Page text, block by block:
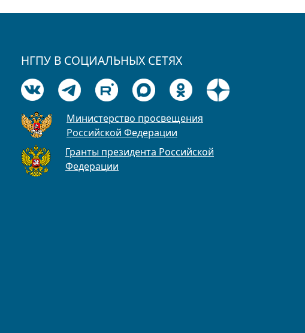
НГПУ В СОЦИАЛЬНЫХ СЕТЯХ
Министерство просвещения
Российской Федерации
Гранты президента Российской
Федерации